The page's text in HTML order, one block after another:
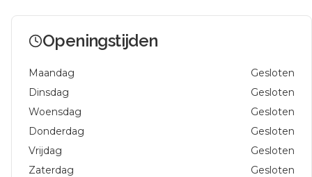
Openingstijden
Maandag
Gesloten
Dinsdag
Gesloten
Woensdag
Gesloten
Donderdag
Gesloten
Vrijdag
Gesloten
Zaterdag
Gesloten